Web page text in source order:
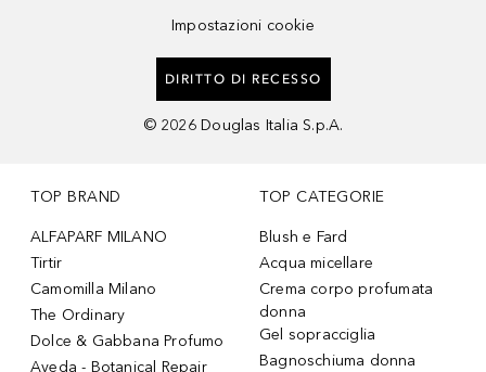
Impostazioni cookie
DIRITTO DI RECESSO
© 2026 Douglas Italia S.p.A.
TOP BRAND
ALFAPARF MILANO
Tirtir
Camomilla Milano
The Ordinary
Dolce & Gabbana Profumo
Aveda - Botanical Repair
TOP CATEGORIE
Blush e Fard
Acqua micellare
Crema corpo profumata
donna
Gel sopracciglia
Bagnoschiuma donna